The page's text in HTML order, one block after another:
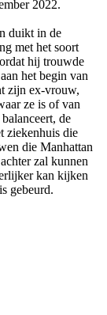
2022.
duikt in de
met het soort
hij trouwde
het begin van
zijn ex-vrouw,
ze is of van
de
ziekenhuis die
die Manhattan
zal kunnen
kan kijken
gebeurd.